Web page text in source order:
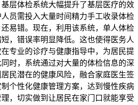
层体检系统大幅提升了基层医疗的效
员需投入大量时间精力手工收录体检
易错。现在，利用该系统，单人体检
，错误率明显降低。这也使得医务人
专业的诊疗与健康指导中，为居民提
时，系统通过对大量的体检信息的深
民潜在的健康风险，融合家庭医生签
个性化健康管理方案，达到慢性疾病
，切实做到让居民在家门口就能享受